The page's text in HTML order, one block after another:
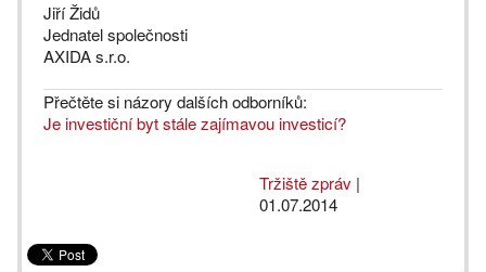
Jiří Židů
Jednatel společnosti
AXIDA s.r.o.
Přečtěte si názory dalších odborníků:
Je investiční byt stále zajímavou investicí?
Tržiště zpráv |
01.07.2014